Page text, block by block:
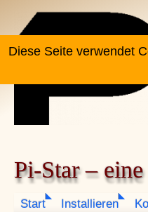
Pi-Star –
Start Installieren
Diese Seite verwendet